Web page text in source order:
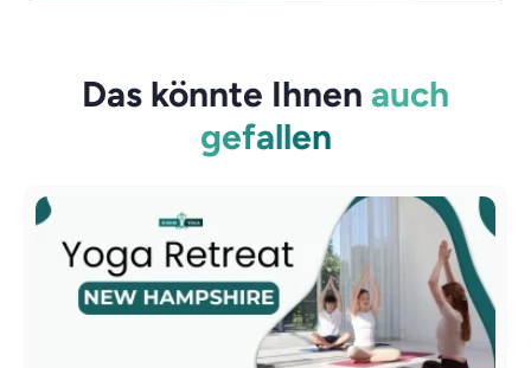
Das könnte Ihnen auch
gefallen